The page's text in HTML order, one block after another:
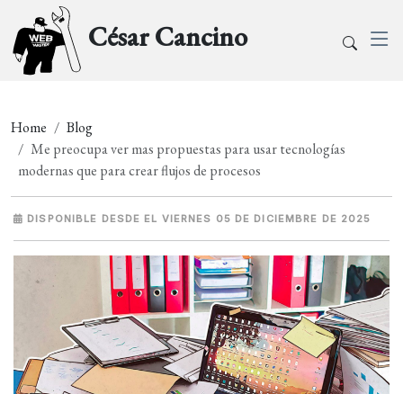
César Cancino
Home
Blog
Me preocupa ver mas propuestas para usar tecnologías
modernas que para crear flujos de procesos
DISPONIBLE DESDE EL VIERNES 05 DE DICIEMBRE DE 2025